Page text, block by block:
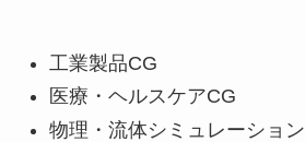
工業製品CG
医療・ヘルスケアCG
物理・流体シミュレーション